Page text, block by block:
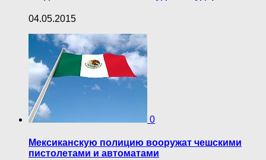
04.05.2015
0
Мексиканскую полицию вооружат чешскими
пистолетами и автоматами